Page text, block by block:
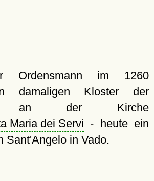
Ordensmann im 1260
damaligen Kloster der
der Kirche
Maria dei Servi - heute ein
Sant'Angelo in Vado.